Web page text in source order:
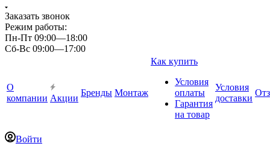
Заказать звонок
Режим работы:
Пн-Пт 09:00—18:00
Сб-Вс 09:00—17:00
О
компании Акции
Бренды Монтаж
Как купить
Условия
оплаты
Гарантия
на товар
Условия
доставки
Войти